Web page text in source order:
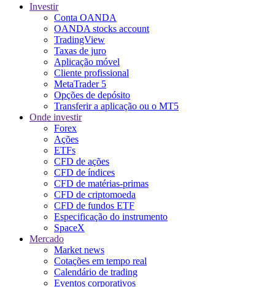
Investir
Conta OANDA
OANDA stocks account
TradingView
Taxas de juro
Aplicação móvel
Cliente profissional
MetaTrader 5
Opções de depósito
Transferir a aplicação ou o MT5
Onde investir
Forex
Ações
ETFs
CFD de ações
CFD de índices
CFD de matérias-primas
CFD de criptomoeda
CFD de fundos ETF
Especificação do instrumento
SpaceX
Mercado
Market news
Cotações em tempo real
Calendário de trading
Eventos corporativos